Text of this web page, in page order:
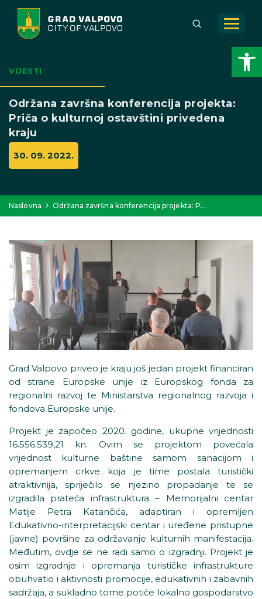
Open toolbar
VIJESTI
Održana završna konferencija projekta:
Priča o kulturnoj ostavštini privedena
kraju
30. 09. 2022.
Naslovna Održana završna konferencija projekta: P…
Grad Valpovo priveo je kraju još jedan projekt financiran
od strane Europske unije iz Europskog fonda za
regionalni razvoj te Ministarstva regionalnog razvoja i
fondova Europske unije.
Projekt je započeo 2020. godine, ukupne vrijednosti
16.556.539,21 kn. Ovim se projektom povećala
vrijednost kulturne baštine samom sanacijom i
opremanjem crkve koja je time postala turistički
atraktivnija, spriječilo se njezino propadanje te se
izgradila prateća infrastruktura – Memorijalni centar
Matije Petra Katančića, adaptiran i opremljen
Edukativno-interpretacijski centar i uređene pristupne
(javne) površine za održavanje kulturnih manifestacija.
Međutim, ovdje se ne radi samo o izgradnji. Projekt je
osim izgradnje i opremanja turističke infrastrukture
obuhvatio i aktivnosti promocije, edukativnih i zabavnih
sadržaja, a sukladno tome potiče lokalno gospodarstvo